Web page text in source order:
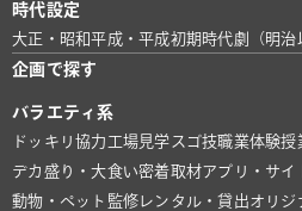
時代設定
大正・昭和平成・平成初期時代劇（明治
企画で探す
バラエティ系
ドッキリ協力 工場見学 スゴ技職業体験授
デカ盛り・大食い密着取材アプリ・サイ
動物・ペット 監修 レンタル・貸出オリジ